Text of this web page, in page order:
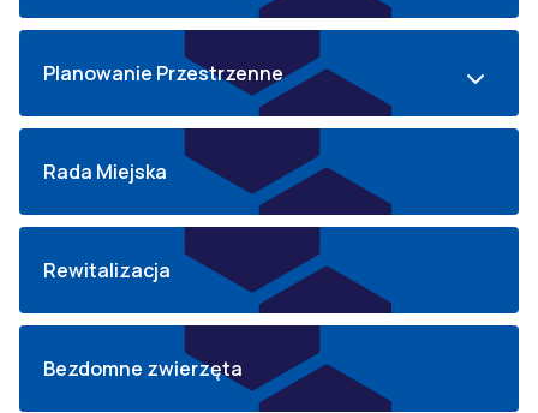
Planowanie Przestrzenne
Rada Miejska
Rewitalizacja
Bezdomne zwierzęta